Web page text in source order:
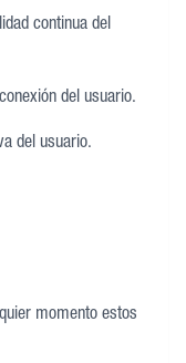
continua del
del usuario.
del usuario.
momento estos